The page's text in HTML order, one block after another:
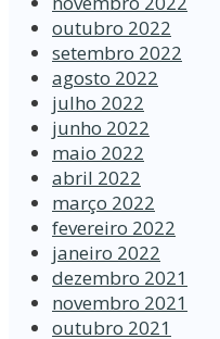
outubro 2022
setembro 2022
agosto 2022
julho 2022
junho 2022
maio 2022
abril 2022
março 2022
fevereiro 2022
janeiro 2022
dezembro 2021
novembro 2021
outubro 2021